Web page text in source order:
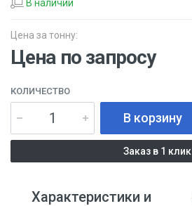
В наличии
Цена за тонну:
Цена по запросу
КОЛИЧЕСТВО
В корзину
Заказ в 1 клик
Характеристики и